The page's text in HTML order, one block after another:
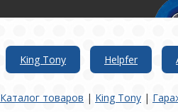
King Tony Helpfer
Каталог товаров | King Tony |